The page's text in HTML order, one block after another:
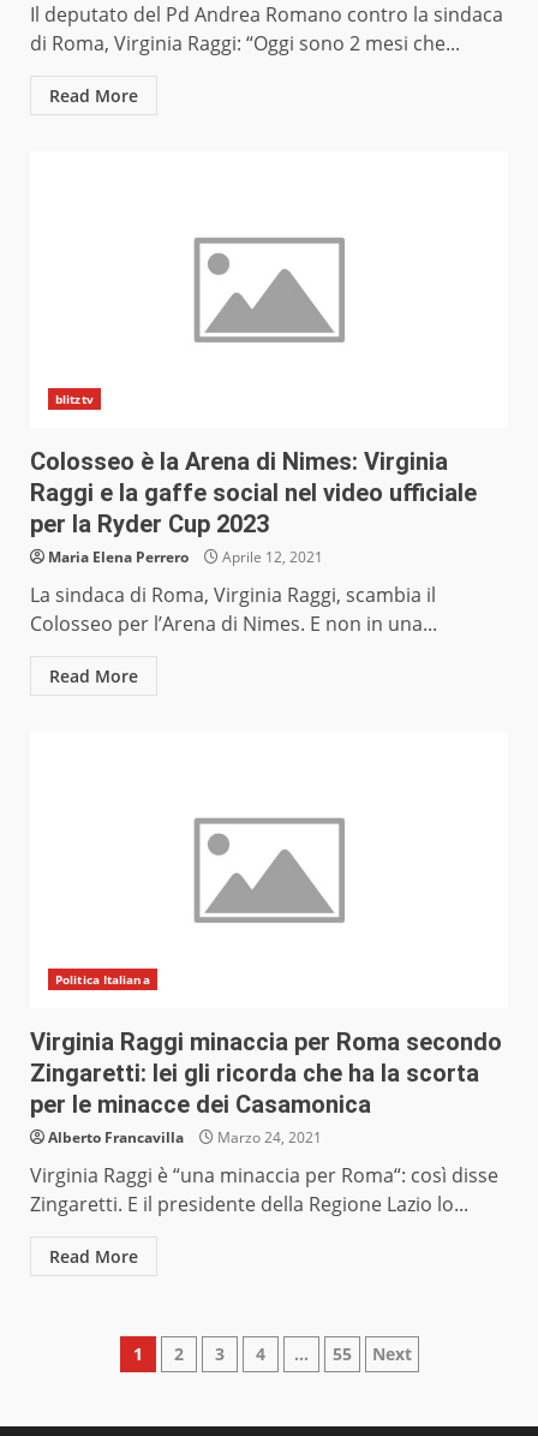
Il deputato del Pd Andrea Romano contro la sindaca
di Roma, Virginia Raggi: “Oggi sono 2 mesi che...
Read More
blitztv
Colosseo è la Arena di Nimes: Virginia
Raggi e la gaffe social nel video ufficiale
per la Ryder Cup 2023
Maria Elena Perrero Aprile 12, 2021
La sindaca di Roma, Virginia Raggi, scambia il
Colosseo per l’Arena di Nimes. E non in una...
Read More
Politica Italiana
Virginia Raggi minaccia per Roma secondo
Zingaretti: lei gli ricorda che ha la scorta
per le minacce dei Casamonica
Alberto Francavilla Marzo 24, 2021
Virginia Raggi è “una minaccia per Roma“: così disse
Zingaretti. E il presidente della Regione Lazio lo...
Read More
Paginazione
1 2 3 4 … 55 Next